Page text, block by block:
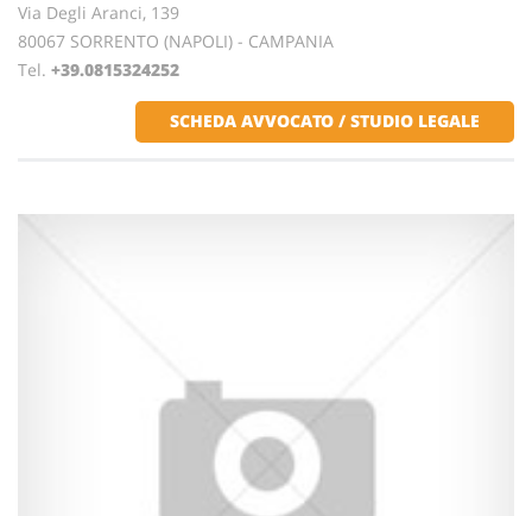
Via Degli Aranci, 139
80067 SORRENTO (NAPOLI) - CAMPANIA
Tel. +39.0815324252
SCHEDA AVVOCATO / STUDIO LEGALE